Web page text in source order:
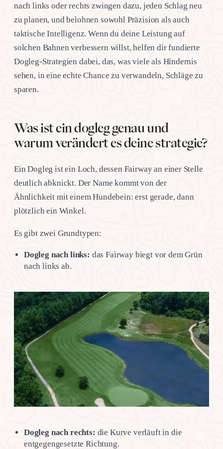
nach links oder rechts zwingen dazu, jeden Schlag neu
zu planen, und belohnen sowohl Präzision als auch
taktische Intelligenz. Wenn du deine Leistung auf
solchen Bahnen verbessern willst, helfen dir fundierte
Dogleg-Strategien dabei, das, was viele als Hindernis
sehen, in eine echte Chance zu verwandeln, Schläge zu
sparen.
Was ist ein dogleg genau und
warum verändert es deine strategie?
Ein Dogleg ist ein Loch, dessen Fairway an einer Stelle
deutlich abknickt. Der Name kommt von der
Ähnlichkeit mit einem Hundebein: erst gerade, dann
plötzlich ein Winkel.
Es gibt zwei Grundtypen:
Dogleg nach links: das Fairway biegt vor dem Grün
nach links ab.
Dogleg nach rechts: die Kurve verläuft in die
entgegengesetzte Richtung.